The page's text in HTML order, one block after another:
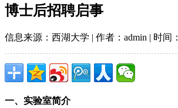
博士后招聘启事
信息来源：西湖大学 | 作者：admin | 时间
一、实验室简介